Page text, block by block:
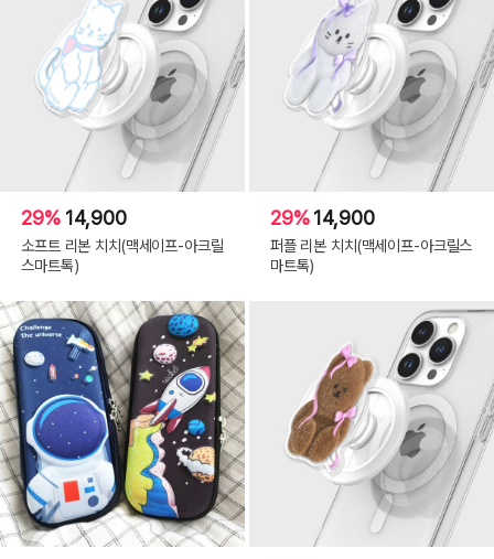
29% 14,900
소프트 리본 치치(맥세이프-아크릴
스마트톡)
29%14,900
퍼플 리본 치치(맥세이프-아크릴스
마트톡)